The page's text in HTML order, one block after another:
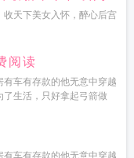
收天下美女入怀，醉心后宫
阅读
车有存款的他无意中穿越
生活，只好拿起弓箭做
车有存款的他无意中穿越